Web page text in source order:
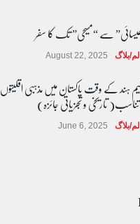
سے “مسیحی” تک کا سفر
بلاگ August 22, 2025
ہند کے وقت پاکستان میں مذہبی اقلیتوں
تاریخی و تجزیاتی جائزہ)
بلاگ June 6, 2025